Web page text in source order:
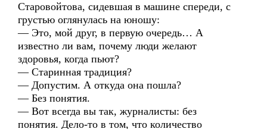
Старовойтова, сидевшая в машине спереди, с
грустью оглянулась на юношу:
— Это, мой друг, в первую очередь… А
известно ли вам, почему люди желают
здоровья, когда пьют?
— Старинная традиция?
— Допустим. А откуда она пошла?
— Без понятия.
— Вот всегда вы так, журналисты: без
понятия. Дело-то в том, что количество